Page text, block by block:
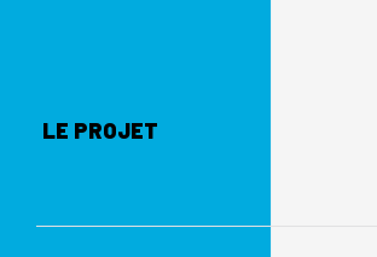
LE PROJET